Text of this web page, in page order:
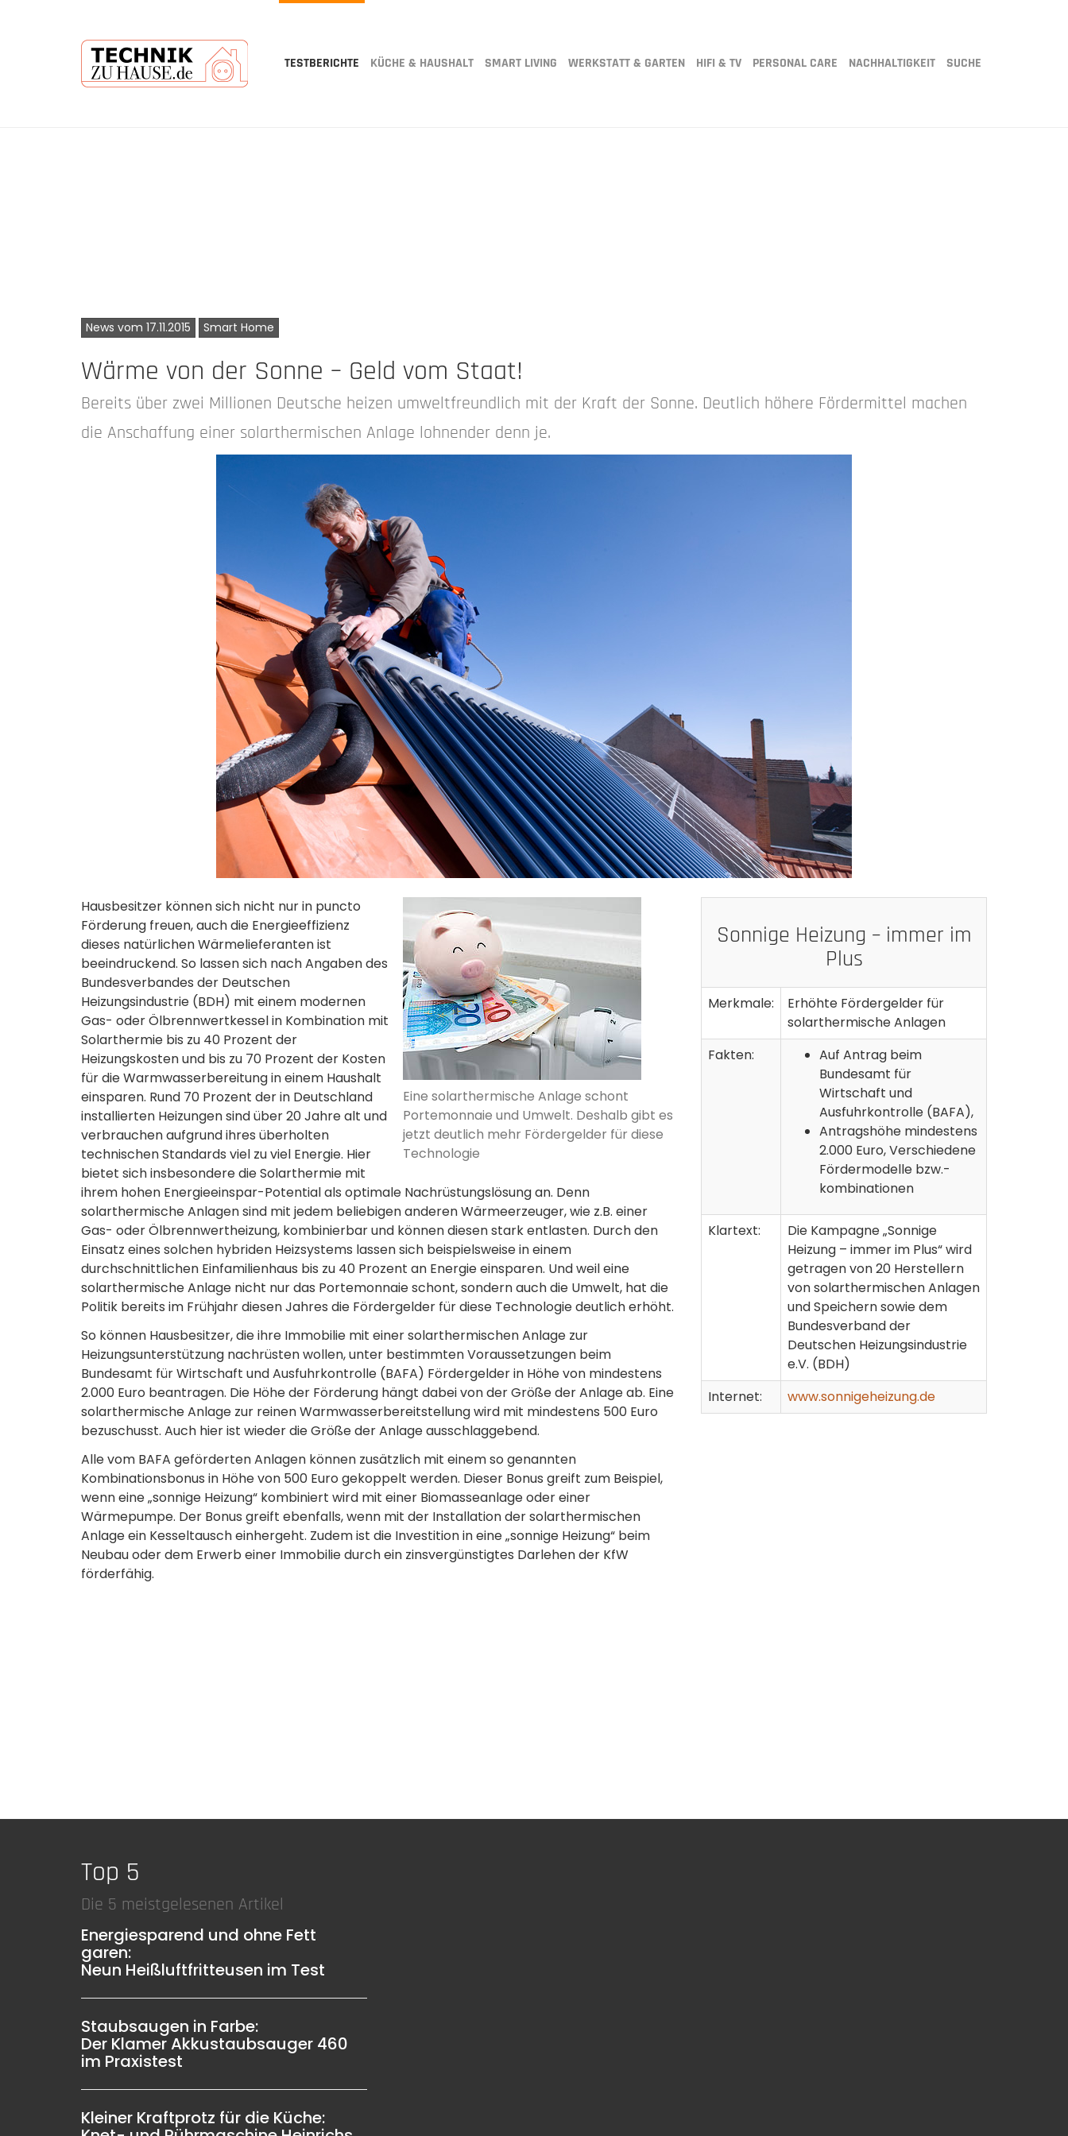
TESTBERICHTE KÜCHE & HAUSHALT SMART LIVING WERKSTATT & GARTEN HIFI & TV PERSONAL CARE NACHHALTIGKEIT SUCHE
News vom 17.11.2015 Smart Home
Wärme von der Sonne – Geld vom Staat!
Bereits über zwei Millionen Deutsche heizen umweltfreundlich mit der Kraft der Sonne. Deutlich höhere Fördermittel machen
die Anschaffung einer solarthermischen Anlage lohnender denn je.
Eine solarthermische Anlage schont
Portemonnaie und Umwelt. Deshalb gibt es
jetzt deutlich mehr Fördergelder für diese
Technologie
Hausbesitzer können sich nicht nur in puncto
Förderung freuen, auch die Energieeffizienz
dieses natürlichen Wärmelieferanten ist
beeindruckend. So lassen sich nach Angaben des
Bundesverbandes der Deutschen
Heizungsindustrie (BDH) mit einem modernen
Gas- oder Ölbrennwertkessel in Kombination mit
Solarthermie bis zu 40 Prozent der
Heizungskosten und bis zu 70 Prozent der Kosten
für die Warmwasserbereitung in einem Haushalt
einsparen. Rund 70 Prozent der in Deutschland
installierten Heizungen sind über 20 Jahre alt und
verbrauchen aufgrund ihres überholten
technischen Standards viel zu viel Energie. Hier
bietet sich insbesondere die Solarthermie mit
ihrem hohen Energieeinspar-Potential als optimale Nachrüstungslösung an. Denn
solarthermische Anlagen sind mit jedem beliebigen anderen Wärmeerzeuger, wie z.B. einer
Gas- oder Ölbrennwertheizung, kombinierbar und können diesen stark entlasten. Durch den
Einsatz eines solchen hybriden Heizsystems lassen sich beispielsweise in einem
durchschnittlichen Einfamilienhaus bis zu 40 Prozent an Energie einsparen. Und weil eine
solarthermische Anlage nicht nur das Portemonnaie schont, sondern auch die Umwelt, hat die
Politik bereits im Frühjahr diesen Jahres die Fördergelder für diese Technologie deutlich erhöht.
So können Hausbesitzer, die ihre Immobilie mit einer solarthermischen Anlage zur
Heizungsunterstützung nachrüsten wollen, unter bestimmten Voraussetzungen beim
Bundesamt für Wirtschaft und Ausfuhrkontrolle (BAFA) Fördergelder in Höhe von mindestens
2.000 Euro beantragen. Die Höhe der Förderung hängt dabei von der Größe der Anlage ab. Eine
solarthermische Anlage zur reinen Warmwasserbereitstellung wird mit mindestens 500 Euro
bezuschusst. Auch hier ist wieder die Größe der Anlage ausschlaggebend.
Alle vom BAFA geförderten Anlagen können zusätzlich mit einem so genannten
Kombinationsbonus in Höhe von 500 Euro gekoppelt werden. Dieser Bonus greift zum Beispiel,
wenn eine „sonnige Heizung“ kombiniert wird mit einer Biomasseanlage oder einer
Wärmepumpe. Der Bonus greift ebenfalls, wenn mit der Installation der solarthermischen
Anlage ein Kesseltausch einhergeht. Zudem ist die Investition in eine „sonnige Heizung“ beim
Neubau oder dem Erwerb einer Immobilie durch ein zinsvergünstigtes Darlehen der KfW
förderfähig.
Sonnige Heizung – immer im
Plus
Merkmale:
Erhöhte Fördergelder für
solarthermische Anlagen
Fakten:
Auf Antrag beim
Bundesamt für
Wirtschaft und
Ausfuhrkontrolle (BAFA),
Antragshöhe mindestens
2.000 Euro, Verschiedene
Fördermodelle bzw.-
kombinationen
Klartext:
Die Kampagne „Sonnige
Heizung – immer im Plus“ wird
getragen von 20 Herstellern
von solarthermischen Anlagen
und Speichern sowie dem
Bundesverband der
Deutschen Heizungsindustrie
e.V. (BDH)
Internet:
www.sonnigeheizung.de
Top 5
Die 5 meistgelesenen Artikel
Energiesparend und ohne Fett
garen:
Neun Heißluftfritteusen im Test
Staubsaugen in Farbe:
Der Klamer Akkustaubsauger 460
im Praxistest
Kleiner Kraftprotz für die Küche: